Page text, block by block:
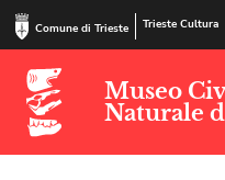
Comune di Trieste Trieste Cultura
Museo
Naturale